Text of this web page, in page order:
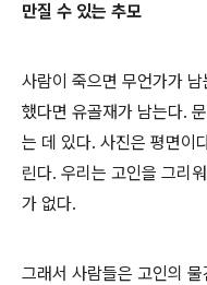
만질 수 있는 추모
사람이 죽으면 무언가가
했다면 유골재가 남는다.
는 데 있다. 사진은 평면이
린다. 우리는 고인을 그리
가 없다.
그래서 사람들은 고인의